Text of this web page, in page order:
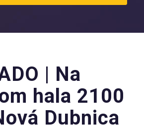
| Na
hala 2100
Dubnica